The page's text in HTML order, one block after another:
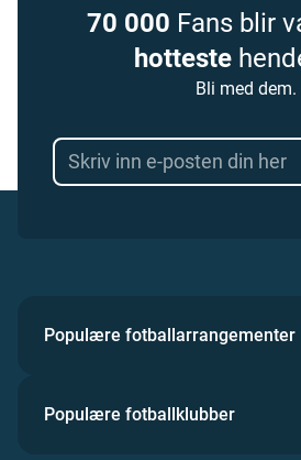
70 000 Fans blir
hotteste
Bli med dem.
Populære fotballarrangementer
Populære fotballklubber